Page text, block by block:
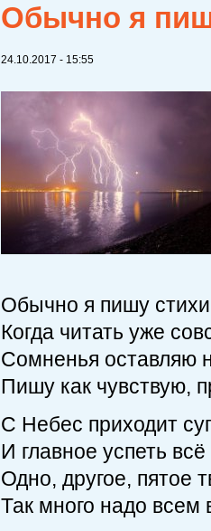
Обычно я
24.10.2017 - 15:55
Обычно я пишу стихи
Когда читать уже
Сомненья оставляю
Пишу как чувствую,
С Небес приходит
И главное успеть всё
Одно, другое, пятое
Так много надо всем